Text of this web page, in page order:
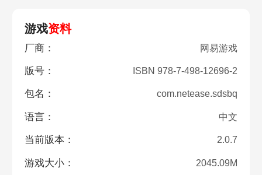
游戏资料
厂商： 网易游戏
版号： ISBN 978-7-498-12696-2
包名： com.netease.sdsbq
语言： 中文
当前版本： 2.0.7
游戏大小： 2045.09M